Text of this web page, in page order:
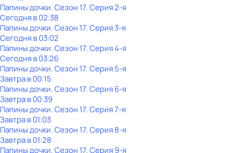
Папины дочки. Сезон 17. Серия 2-я
Сегодня в 02:38
Папины дочки. Сезон 17. Серия 3-я
Сегодня в 03:02
Папины дочки. Сезон 17. Серия 4-я
Сегодня в 03:26
Папины дочки. Сезон 17. Серия 5-я
Завтра в 00:15
Папины дочки. Сезон 17. Серия 6-я
Завтра в 00:39
Папины дочки. Сезон 17. Серия 7-я
Завтра в 01:03
Папины дочки. Сезон 17. Серия 8-я
Завтра в 01:28
Папины дочки. Сезон 17. Серия 9-я